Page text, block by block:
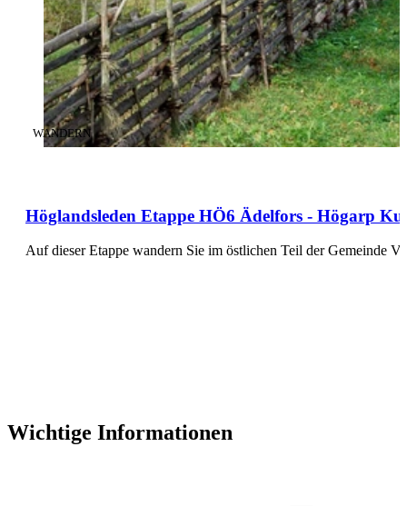
Höglandsleden Etappe HÖ6 Ädelfors - Högarp
KATEGORIE:
WANDERN
Auf dieser Etappe wandern Sie im östlichen Teil der Gemeinde
Wichtige Informationen